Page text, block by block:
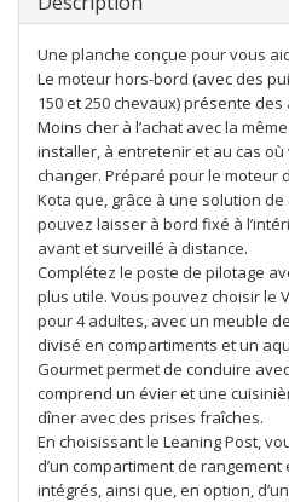
Une planche conçue pour vous
Le moteur hors-bord (avec des
150 et 250 chevaux) présente
Moins cher à l’achat avec la
installer, à entretenir et au cas
changer. Préparé pour le moteur
Kota que, grâce à une solution
pouvez laisser à bord fixé à
avant et surveillé à distance.
Complétez le poste de pilotage
plus utile. Vous pouvez choisir le
pour 4 adultes, avec un meuble
divisé en compartiments et un
Gourmet permet de conduire
comprend un évier et une
dîner avec des prises fraîches.
En choisissant le Leaning Post,
d’un compartiment de rangement
intégrés, ainsi que, en option,